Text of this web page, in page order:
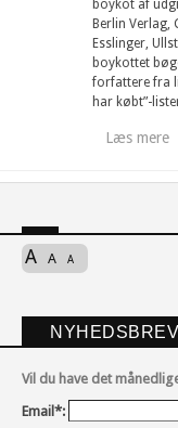
boykot af
Berlin Verlag,
Esslinger,
boykottet
forfattere fra
har købt”-
Læs mere
A A A
NYHEDSBREV
Vil du have det
Email*: